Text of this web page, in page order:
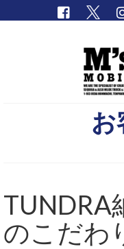
取扱車種一覧
M’sCollectionパ
エムズオート
お
TUNDRA
のこだわ